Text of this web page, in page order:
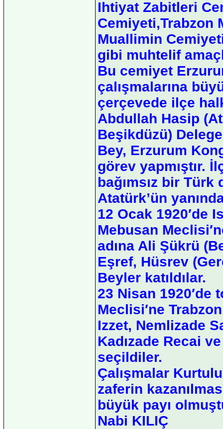
Ihtiyat Zabitleri
Cemiyeti,Trabzon
Muallimin
gibi muhtelif
Bu cemiyet
çalışmalarına
çerçevede ilçe
Abdullah Hasip
Beşikdüzü)
Bey, Erzurum
görev yapmıştır.
bağımsız bir Türk
Atatürk’ün
12 Ocak 1920′de
Mebusan
adına Ali Şükrü
Eşref, Hüsrev
Beyler katıldılar.
23 Nisan
Meclisi′ne
Izzet, Nemlizade
Kadızade Recai
seçildiler.
Çalışmalar
zaferin
büyük payı
Nabi KILIÇ